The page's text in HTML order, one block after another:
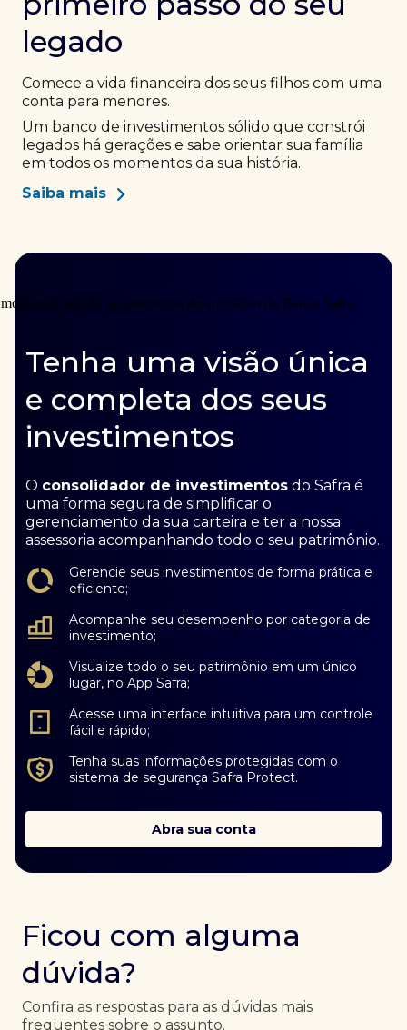
legado
Comece a vida financeira dos seus filhos com uma
conta para menores.
Um banco de investimentos sólido que constrói
legados há gerações e sabe orientar sua família
em todos os momentos da sua história.
Saiba mais
Tenha uma visão única
e completa dos seus
investimentos
O consolidador de investimentos do Safra é
uma forma segura de simplificar o
gerenciamento da sua carteira e ter a nossa
assessoria acompanhando todo o seu patrimônio.
Gerencie seus investimentos de forma prática e
eficiente;
Acompanhe seu desempenho por categoria de
investimento;
Visualize todo o seu patrimônio em um único
lugar, no App Safra;
Acesse uma interface intuitiva para um controle
fácil e rápido;
Tenha suas informações protegidas com o
sistema de segurança Safra Protect.
Abra sua conta
Ficou com alguma
dúvida?
Confira as respostas para as dúvidas mais
frequentes sobre o assunto.